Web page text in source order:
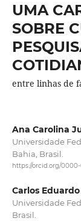
UMA
SOBRE
entre linhas de
Ana Carolina
Universidade
Bahia, Brasil.
https://orcid.org/
Carlos
Universidade
Brasil.